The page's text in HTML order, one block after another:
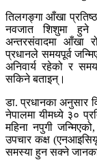
तिलगङ्गा आँखा
नवजात शिशुमा हुने
अन्तरसंवादमा आँखा
प्रधानले समयपूर्व
अनिवार्य रहेको र
सकिने बताइन्।
डा. प्रधानका अनुसार
नेपालमा यीमध्ये ३०
महिना नपुगी
उपचार कक्ष
समस्या हुन सक्ने